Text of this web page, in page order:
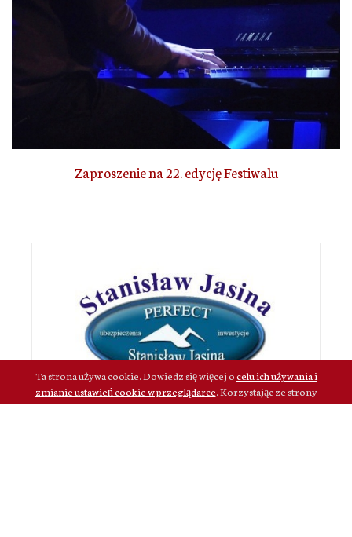
Zaproszenie na 22. edycję Festiwalu
Ta strona używa cookie. Dowiedz się więcej ocelu ich używania i
zmianie ustawień cookie w przeglądarce. Korzystając ze strony
wyrażasz zgodę na używanie cookie, zgodnie z aktualnymi